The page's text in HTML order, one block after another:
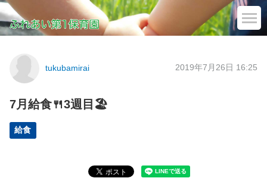
tukubamirai 2019年7月26日 16:25
7月給食🍴3週目🏖
給食